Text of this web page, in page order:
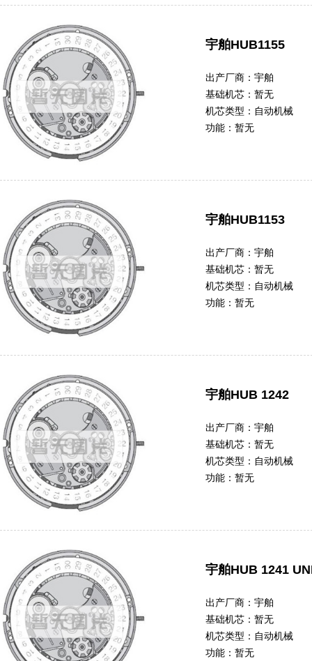
宇舶HUB1155
出产厂商： 宇舶
基础机芯： 暂无
机芯类型： 自动机械
功能： 暂无
宇舶HUB1153
出产厂商： 宇舶
基础机芯： 暂无
机芯类型： 自动机械
功能： 暂无
宇舶HUB 1242
出产厂商： 宇舶
基础机芯： 暂无
机芯类型： 自动机械
功能： 暂无
宇舶HUB 1241
出产厂商： 宇舶
基础机芯： 暂无
机芯类型： 自动机械
功能： 暂无